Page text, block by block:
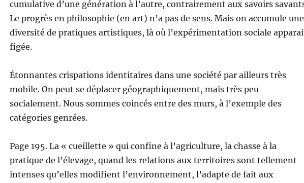
cumulative d’une génération à l’autre, contrairement aux savoirs
Le progrès en philosophie (en art) n’a pas de sens. Mais on accumule une
diversité de pratiques artistiques, là où l’expérimentation sociale
figée.
Étonnantes crispations identitaires dans une société par ailleurs très
mobile. On peut se déplacer géographiquement, mais très peu
socialement. Nous sommes coincés entre des murs, à l’exemple des
catégories genrées.
Page 195. La « cueillette » qui confine à l’agriculture, la chasse à la
pratique de l’élevage, quand les relations aux territoires sont tellement
intenses qu’elles modifient l’environnement, l’adapte de fait aux